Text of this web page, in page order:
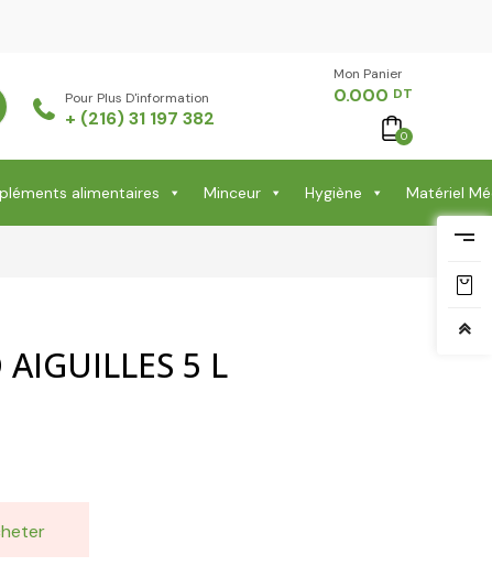
Pour Plus D'information
+ (216) 31 197 382
Mon Panier -
0.000 DT
0
alimentaires Minceur Hygiène Matériel
5 L